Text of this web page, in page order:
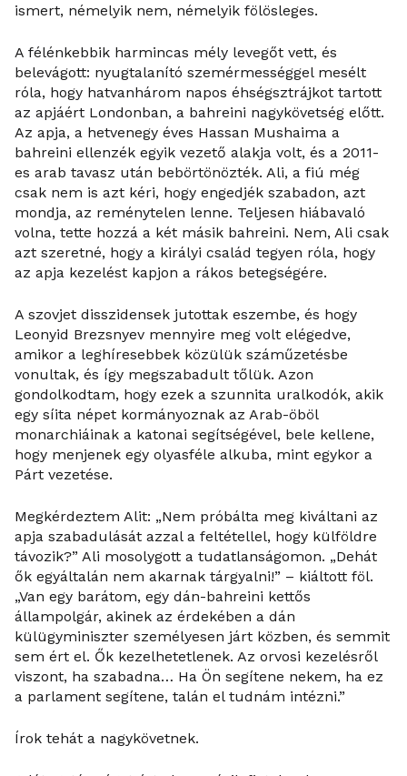
ismert, némelyik nem, némelyik fölösleges.
A félénkebbik harmincas mély levegőt vett, és
belevágott: nyugtalanító szemérmességgel mesélt
róla, hogy hatvanhárom napos éhségsztrájkot tartott
az apjáért Londonban, a bahreini nagykövetség előtt.
Az apja, a hetvenegy éves Hassan Mushaima a
bahreini ellenzék egyik vezető alakja volt, és a 2011-
es arab tavasz után bebörtönözték. Ali, a fiú még
csak nem is azt kéri, hogy engedjék szabadon, azt
mondja, az reménytelen lenne. Teljesen hiábavaló
volna, tette hozzá a két másik bahreini. Nem, Ali csak
azt szeretné, hogy a királyi család tegyen róla, hogy
az apja kezelést kapjon a rákos betegségére.
A szovjet disszidensek jutottak eszembe, és hogy
Leonyid Brezsnyev mennyire meg volt elégedve,
amikor a leghíresebbek közülük száműzetésbe
vonultak, és így megszabadult tőlük. Azon
gondolkodtam, hogy ezek a szunnita uralkodók, akik
egy síita népet kormányoznak az Arab-öböl
monarchiáinak a katonai segítségével, bele kellene,
hogy menjenek egy olyasféle alkuba, mint egykor a
Párt vezetése.
Megkérdeztem Alit: „Nem próbálta meg kiváltani az
apja szabadulását azzal a feltétellel, hogy külföldre
távozik?” Ali mosolygott a tudatlanságomon. „Dehát
ők egyáltalán nem akarnak tárgyalni!” – kiáltott föl.
„Van egy barátom, egy dán-bahreini kettős
állampolgár, akinek az érdekében a dán
külügyminiszter személyesen járt közben, és semmit
sem ért el. Ők kezelhetetlenek. Az orvosi kezelésről
viszont, ha szabadna… Ha Ön segítene nekem, ha ez
a parlament segítene, talán el tudnám intézni.”
Írok tehát a nagykövetnek.